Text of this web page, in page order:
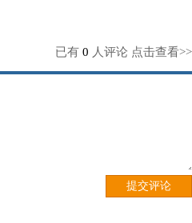
已有 0 人评论 点击查看>>